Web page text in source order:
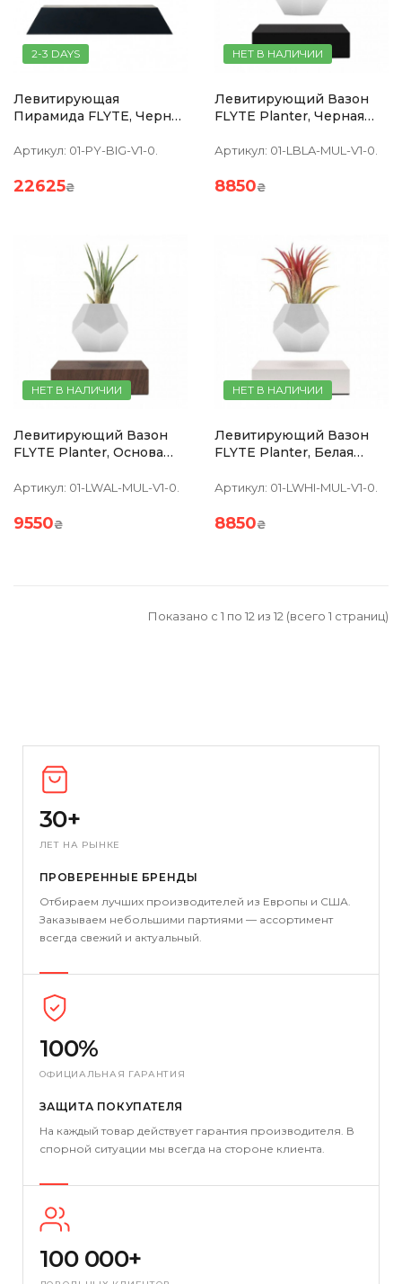
2-3 DAYS
Левитирующая
Пирамида FLYTE, Черная
Пирамида,встроенная
Артикул: 01-PY-BIG-V1-0.
22625₴
НЕТ В НАЛИЧИИ
Левитирующий Вазон
FLYTE Planter, Черная
Артикул: 01-LBLA-MUL-V1-0.
8850₴
НЕТ В НАЛИЧИИ
Левитирующий Вазон
FLYTE Planter, Основа
Артикул: 01-LWAL-MUL-V1-0.
9550₴
НЕТ В НАЛИЧИИ
Левитирующий Вазон
FLYTE Planter, Белая
Артикул: 01-LWHI-MUL-V1-0.
8850₴
Показано с 1 по 12 из 12 (всего 1 страниц)
30+
ЛЕТ НА РЫНКЕ
ПРОВЕРЕННЫЕ БРЕНДЫ
Отбираем лучших производителей из Европы и США.
Заказываем небольшими партиями — ассортимент
всегда свежий и актуальный.
100%
ОФИЦИАЛЬНАЯ ГАРАНТИЯ
ЗАЩИТА ПОКУПАТЕЛЯ
На каждый товар действует гарантия производителя. В
спорной ситуации мы всегда на стороне клиента.
100 000+